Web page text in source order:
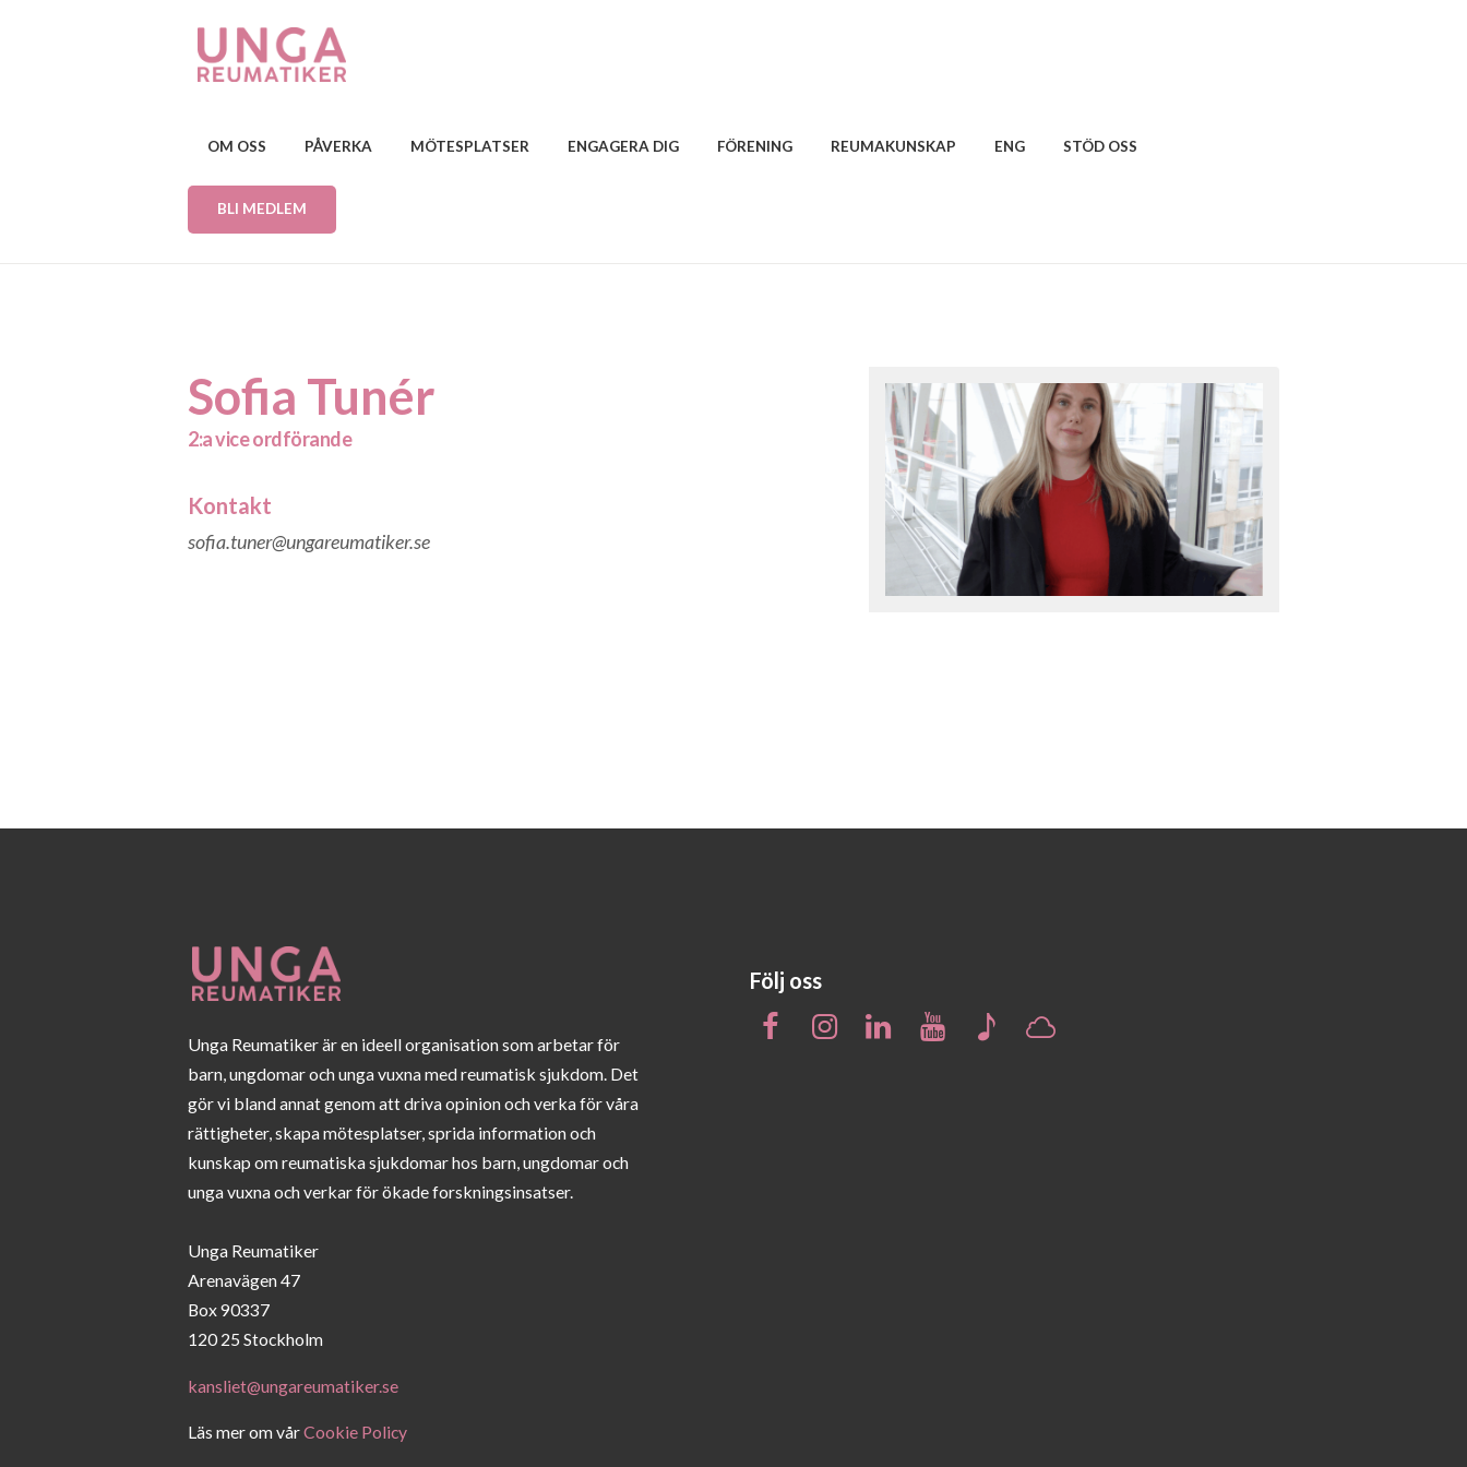
OM OSS PÅVERKA MÖTESPLATSER ENGAGERA DIG FÖRENING REUMAKUNSKAP ENG STÖD OSS
BLI MEDLEM
Sofia Tunér
2:a vice ordförande
Kontakt
sofia.tuner@ungareumatiker.se
Unga Reumatiker är en ideell organisation som arbetar för
barn, ungdomar och unga vuxna med reumatisk sjukdom. Det
gör vi bland annat genom att driva opinion och verka för våra
rättigheter, skapa mötesplatser, sprida information och
kunskap om reumatiska sjukdomar hos barn, ungdomar och
unga vuxna och verkar för ökade forskningsinsatser.
Unga Reumatiker
Arenavägen 47
Box 90337
120 25 Stockholm
kansliet@ungareumatiker.se
Läs mer om vårCookie Policy
Följ oss